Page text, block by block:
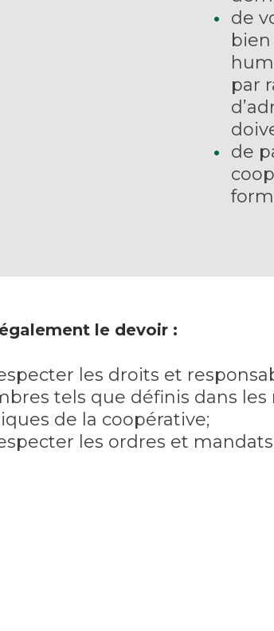
de
par
de
le devoir :
les droits et
tels que définis dans
de la coopérative;
les ordres et